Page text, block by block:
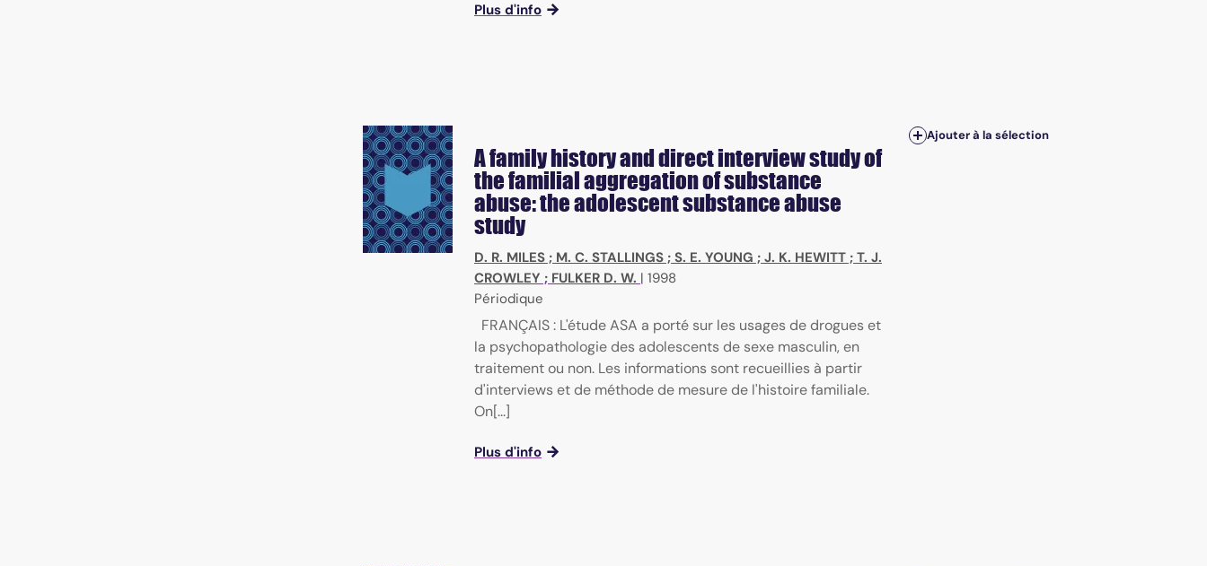
Plus d'info
A family history and direct interview study of
the familial aggregation of substance
abuse: the adolescent substance abuse
study
D. R. MILES ; M. C. STALLINGS ; S. E. YOUNG ; J. K. HEWITT ; T. J.
CROWLEY ; FULKER D. W. | 1998
Périodique
FRANÇAIS : L'étude ASA a porté sur les usages de drogues et
la psychopathologie des adolescents de sexe masculin, en
traitement ou non. Les informations sont recueillies à partir
d'interviews et de méthode de mesure de l'histoire familiale.
On[...]
Plus d'info
Ajouter à la sélection